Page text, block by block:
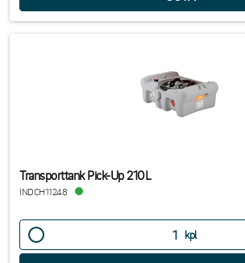
Transporttank Pick-Up 210L
INDCH11248
kpl